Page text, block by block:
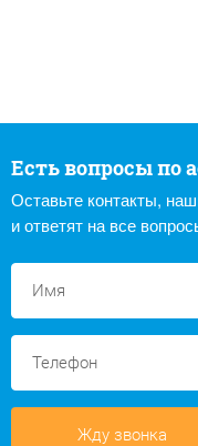
Есть вопросы по
Оставьте контакты,
и ответят на все
Жду звонка